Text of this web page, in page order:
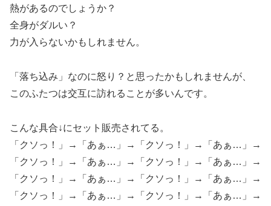
熱があるのでしょうか？
全身がダルい？
力が入らないかもしれません。
「落ち込み」なのに怒り？と思ったかもしれませんが、
このふたつは交互に訪れることが多いんです。
こんな具合↓にセット販売されてる。
「クソっ！」→「あぁ…」→「クソっ！」→「あぁ…」→
「クソっ！」→「あぁ…」→「クソっ！」→「あぁ…」→
「クソっ！」→「あぁ…」→「クソっ！」→「あぁ…」→
「クソっ！」→「あぁ…」→「クソっ！」→「あぁ…」→